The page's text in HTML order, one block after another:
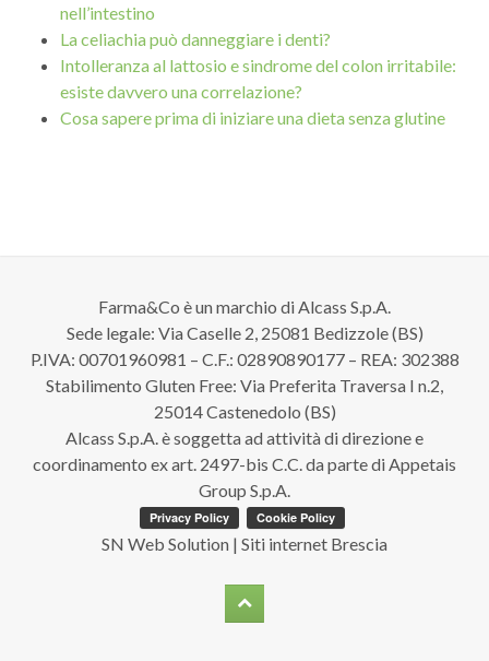
nell’intestino
La celiachia può danneggiare i denti?
Intolleranza al lattosio e sindrome del colon irritabile:
esiste davvero una correlazione?
Cosa sapere prima di iniziare una dieta senza glutine
Farma&Co è un marchio di Alcass S.p.A.
Sede legale: Via Caselle 2, 25081 Bedizzole (BS)
P.IVA: 00701960981 – C.F.: 02890890177 – REA: 302388
Stabilimento Gluten Free: Via Preferita Traversa I n.2,
25014 Castenedolo (BS)
Alcass S.p.A. è soggetta ad attività di direzione e
coordinamento ex art. 2497-bis C.C. da parte di Appetais
Group S.p.A.
SN Web Solution | Siti internet Brescia